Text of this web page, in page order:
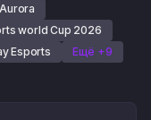
Aurora
world Cup 2026
Esports
Ещё +9